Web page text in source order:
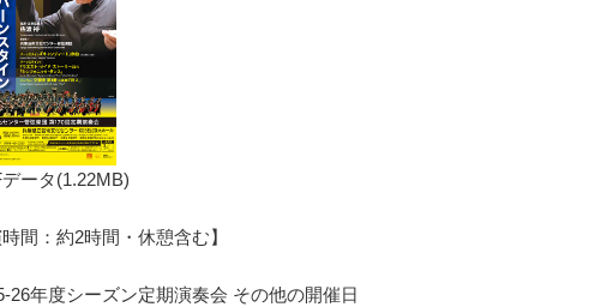
ータ(1.22MB)
時間：約2時間・休憩含む】
26年度シーズン定期演奏会 その他の開催日